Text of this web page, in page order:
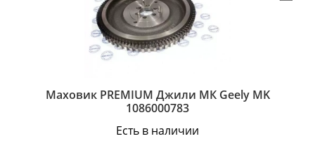
Маховик PREMIUM Джили МК Geely MK
1086000783
Есть в наличии